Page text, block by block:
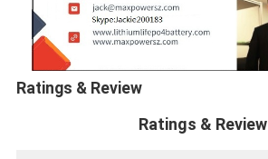
Ratings & Review
Ratings & Review